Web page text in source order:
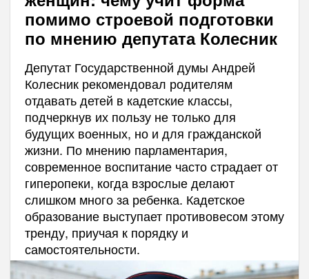
помимо строевой подготовки
по мнению депутата Колесник
Депутат Государственной думы Андрей
Колесник рекомендовал родителям
отдавать детей в кадетские классы,
подчеркнув их пользу не только для
будущих военных, но и для гражданской
жизни. По мнению парламентария,
современное воспитание часто страдает от
гиперопеки, когда взрослые делают
слишком много за ребенка. Кадетское
образование выступает противовесом этому
тренду, приучая к порядку и
самостоятельности.